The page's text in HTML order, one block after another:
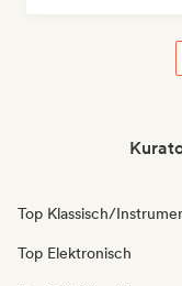
Top Klassisch/
Top Elektronisch